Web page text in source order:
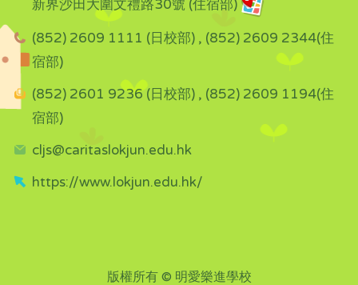
新界沙田大圍文禮路30號 (住宿部)
(852) 2609 1111 (日校部) , (852) 2609 2344(住
宿部)
(852) 2601 9236 (日校部) , (852) 2609 1194(住
宿部)
cljs@caritaslokjun.edu.hk
https://www.lokjun.edu.hk/
版權所有 © 明愛樂進學校